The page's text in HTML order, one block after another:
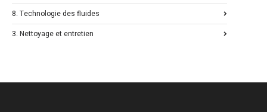
8. Technologie des fluides
3. Nettoyage et entretien